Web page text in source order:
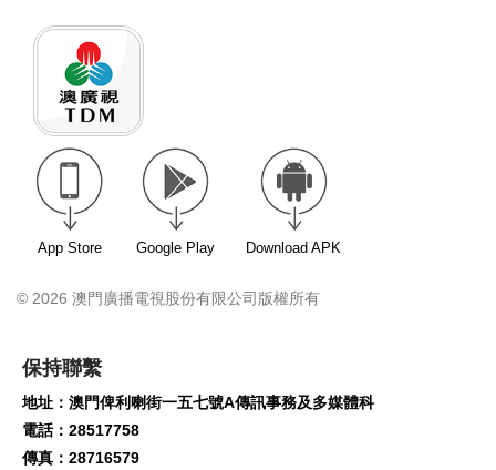
App Store Google Play Download APK
© 2026 澳門廣播電視股份有限公司版權所有
保持聯繫
地址：澳門俾利喇街一五七號A傳訊事務及多媒體科
電話：28517758
傳真：28716579